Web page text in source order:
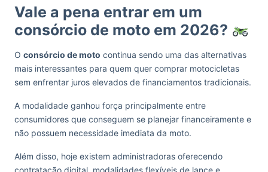
Vale a pena entrar em um
consórcio de moto em 2026?
O consórcio de moto continua sendo uma das alternativas
mais interessantes para quem quer comprar motocicletas
sem enfrentar juros elevados de financiamentos tradicionais.
A modalidade ganhou força principalmente entre
consumidores que conseguem se planejar financeiramente e
não possuem necessidade imediata da moto.
Além disso, hoje existem administradoras oferecendo
contratação digital, modalidades flexíveis de lance e